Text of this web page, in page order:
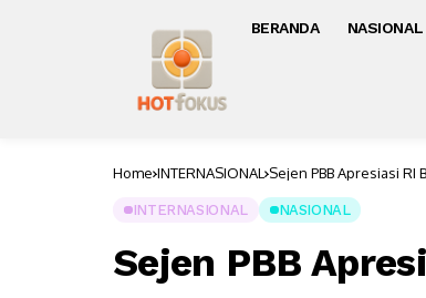
BERANDA NASIONAL
Home INTERNASIONAL Sejen PBB Apresiasi RI
INTERNASIONAL NASIONAL
Sejen PBB